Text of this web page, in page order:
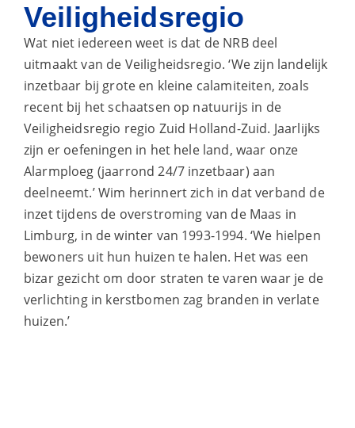
Veiligheidsregio
Wat niet iedereen weet is dat de NRB deel
uitmaakt van de Veiligheidsregio. ‘We zijn landelijk
inzetbaar bij grote en kleine calamiteiten, zoals
recent bij het schaatsen op natuurijs in de
Veiligheidsregio regio Zuid Holland-Zuid. Jaarlijks
zijn er oefeningen in het hele land, waar onze
Alarmploeg (jaarrond 24/7 inzetbaar) aan
deelneemt.’ Wim herinnert zich in dat verband de
inzet tijdens de overstroming van de Maas in
Limburg, in de winter van 1993-1994. ‘We hielpen
bewoners uit hun huizen te halen. Het was een
bizar gezicht om door straten te varen waar je de
verlichting in kerstbomen zag branden in verlate
huizen.’